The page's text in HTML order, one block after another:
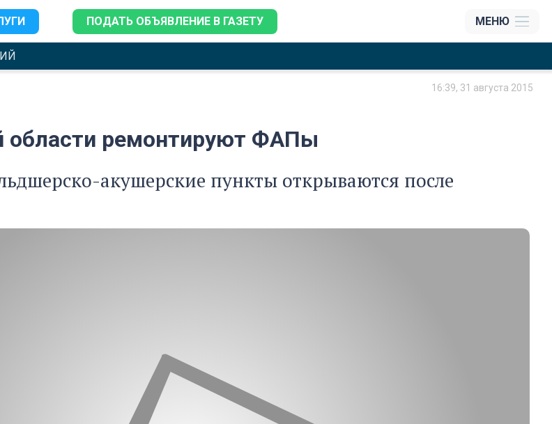
ПОДАТЬ ОБЪЯВЛЕНИЕ В ГАЗЕТУ МЕНЮ
16:39, 31 августа 2015
области ремонтируют ФАПы
акушерские пункты открываются после